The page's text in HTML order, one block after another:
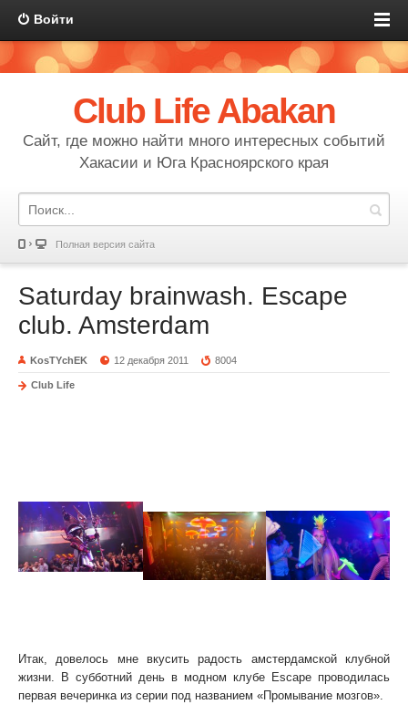
Войти
Club Life Abakan
Сайт, где можно найти много интересных событий
Хакасии и Юга Красноярского края
Полная версия сайта
Saturday brainwash. Escape
club. Amsterdam
KosTYchEK 12 декабря 2011 8004
Club Life
Итак, довелось мне вкусить радость амстердамской клубной
жизни. В субботний день в модном клубе Escape проводилась
первая вечеринка из серии под названием «Промывание мозгов».